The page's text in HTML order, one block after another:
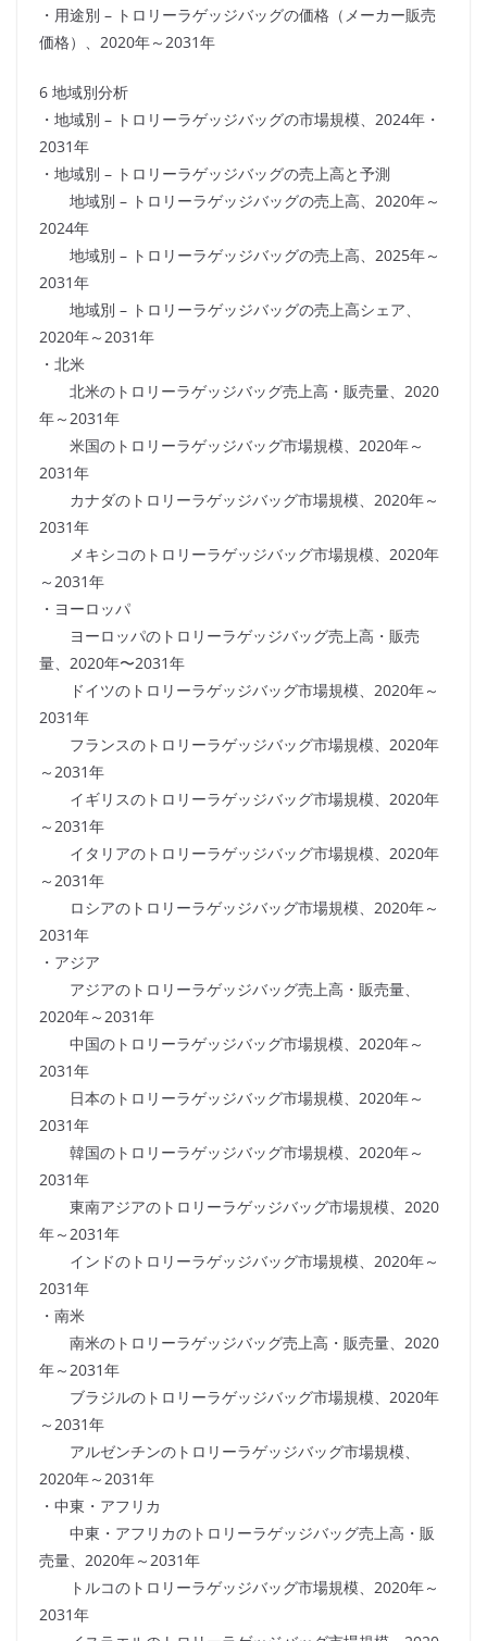
・用途別 – トロリーラゲッジバッグの価格（メーカー販売
価格）、2020年～2031年
6 地域別分析
・地域別 – トロリーラゲッジバッグの市場規模、2024年・
2031年
・地域別 – トロリーラゲッジバッグの売上高と予測
地域別 – トロリーラゲッジバッグの売上高、2020年～
2024年
地域別 – トロリーラゲッジバッグの売上高、2025年～
2031年
地域別 – トロリーラゲッジバッグの売上高シェア、
2020年～2031年
・北米
北米のトロリーラゲッジバッグ売上高・販売量、2020
年～2031年
米国のトロリーラゲッジバッグ市場規模、2020年～
2031年
カナダのトロリーラゲッジバッグ市場規模、2020年～
2031年
メキシコのトロリーラゲッジバッグ市場規模、2020年
～2031年
・ヨーロッパ
ヨーロッパのトロリーラゲッジバッグ売上高・販売
量、2020年〜2031年
ドイツのトロリーラゲッジバッグ市場規模、2020年～
2031年
フランスのトロリーラゲッジバッグ市場規模、2020年
～2031年
イギリスのトロリーラゲッジバッグ市場規模、2020年
～2031年
イタリアのトロリーラゲッジバッグ市場規模、2020年
～2031年
ロシアのトロリーラゲッジバッグ市場規模、2020年～
2031年
・アジア
アジアのトロリーラゲッジバッグ売上高・販売量、
2020年～2031年
中国のトロリーラゲッジバッグ市場規模、2020年～
2031年
日本のトロリーラゲッジバッグ市場規模、2020年～
2031年
韓国のトロリーラゲッジバッグ市場規模、2020年～
2031年
東南アジアのトロリーラゲッジバッグ市場規模、2020
年～2031年
インドのトロリーラゲッジバッグ市場規模、2020年～
2031年
・南米
南米のトロリーラゲッジバッグ売上高・販売量、2020
年～2031年
ブラジルのトロリーラゲッジバッグ市場規模、2020年
～2031年
アルゼンチンのトロリーラゲッジバッグ市場規模、
2020年～2031年
・中東・アフリカ
中東・アフリカのトロリーラゲッジバッグ売上高・販
売量、2020年～2031年
トルコのトロリーラゲッジバッグ市場規模、2020年～
2031年